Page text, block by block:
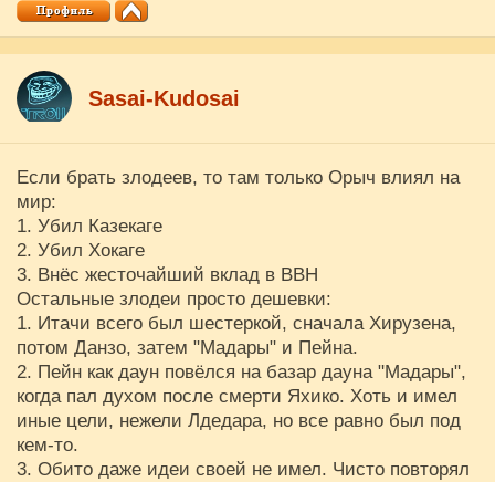
Sasai-Kudosai
Если брать злодеев, то там только Орыч влиял на
мир:
1. Убил Казекаге
2. Убил Хокаге
3. Внёс жесточайший вклад в ВВН
Остальные злодеи просто дешевки:
1. Итачи всего был шестеркой, сначала Хирузена,
потом Данзо, затем "Мадары" и Пейна.
2. Пейн как даун повёлся на базар дауна "Мадары",
когда пал духом после смерти Яхико. Хоть и имел
иные цели, нежели Лдедара, но все равно был под
кем-то.
3. Обито даже идеи своей не имел. Чисто повторял